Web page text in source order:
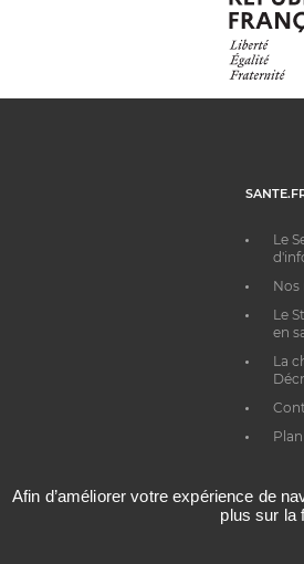
Le
Nos
Le
en
La
Afin d’améliorer votre expérience de
plus sur la